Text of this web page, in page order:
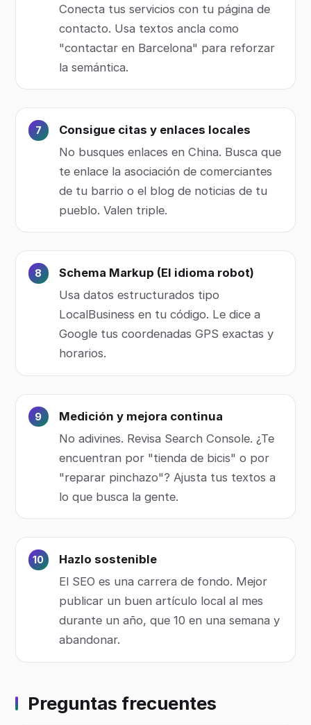
Conecta tus servicios con tu página de
contacto. Usa textos ancla como
"contactar en Barcelona" para reforzar
la semántica.
Consigue citas y enlaces locales
No busques enlaces en China. Busca que
te enlace la asociación de comerciantes
de tu barrio o el blog de noticias de tu
pueblo. Valen triple.
Schema Markup (El idioma robot)
Usa datos estructurados tipo
LocalBusiness en tu código. Le dice a
Google tus coordenadas GPS exactas y
horarios.
Medición y mejora continua
No adivines. Revisa Search Console. ¿Te
encuentran por "tienda de bicis" o por
"reparar pinchazo"? Ajusta tus textos a
lo que busca la gente.
Hazlo sostenible
El SEO es una carrera de fondo. Mejor
publicar un buen artículo local al mes
durante un año, que 10 en una semana y
abandonar.
Preguntas frecuentes